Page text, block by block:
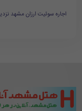
اجاره سوئیت ارزان مشهد نزدیک